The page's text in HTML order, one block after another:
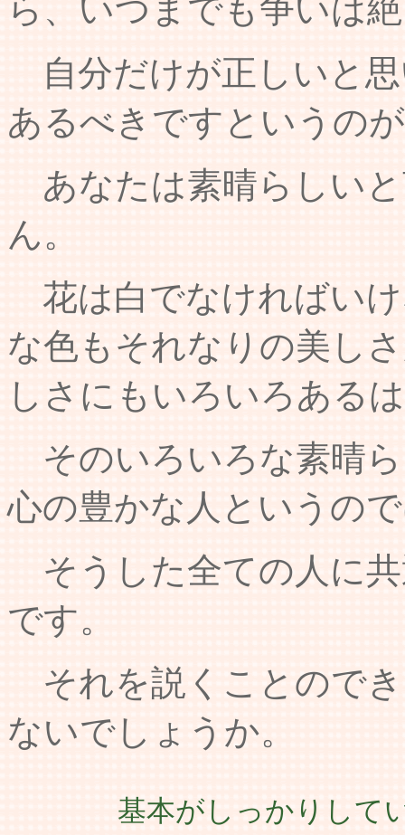
ら、いつまでも争いは
自分だけが正しいと
あるべきですというの
あなたは素晴らしい
ん。
花は白でなければい
な色もそれなりの美し
しさにもいろいろある
そのいろいろな素晴
心の豊かな人というの
そうした全ての人に
です。
それを説くことので
ないでしょうか。
基本がしっかりして